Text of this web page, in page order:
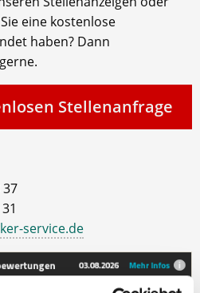
eine kostenlose
haben? Dann
Stellenanfrage
37
service.de